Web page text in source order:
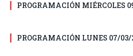
PROGRAMACIÓN MIÉRCOLES
PROGRAMACIÓN LUNES 07/